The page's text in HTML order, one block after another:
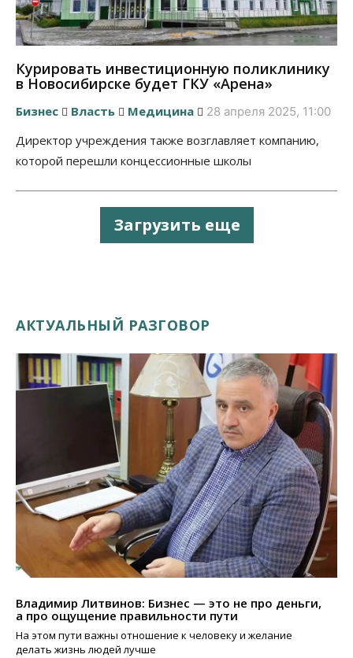
Курировать инвестиционную поликлинику
в Новосибирске будет ГКУ «Арена»
Бизнес Власть Медицина 28 апреля 2025, 11:00
Директор учреждения также возглавляет компанию,
которой перешли концессионные школы
Загрузить еще
АКТУАЛЬНЫЙ РАЗГОВОР
Владимир Литвинов: Бизнес — это не про деньги,
а про ощущение правильности пути
На этом пути важны отношение к человеку и желание
делать жизнь людей лучше